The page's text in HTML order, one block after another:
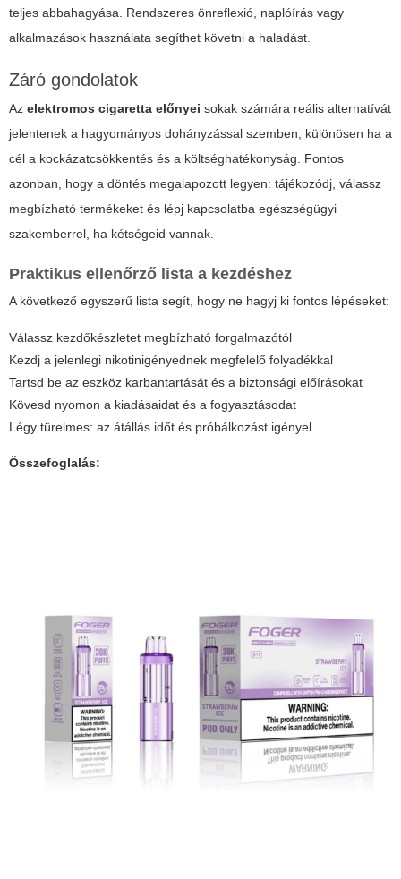
teljes abbahagyása. Rendszeres önreflexió, naplóírás vagy
alkalmazások használata segíthet követni a haladást.
Záró gondolatok
Az elektromos cigaretta előnyei sokak számára reális alternatívát
jelentenek a hagyományos dohányzással szemben, különösen ha a
cél a kockázatcsökkentés és a költséghatékonyság. Fontos
azonban, hogy a döntés megalapozott legyen: tájékozódj, válassz
megbízható termékeket és lépj kapcsolatba egészségügyi
szakemberrel, ha kétségeid vannak.
Praktikus ellenőrző lista a kezdéshez
A következő egyszerű lista segít, hogy ne hagyj ki fontos lépéseket:
Válassz kezdőkészletet megbízható forgalmazótól
Kezdj a jelenlegi nikotinigényednek megfelelő folyadékkal
Tartsd be az eszköz karbantartását és a biztonsági előírásokat
Kövesd nyomon a kiadásaidat és a fogyasztásodat
Légy türelmes: az átállás időt és próbálkozást igényel
Összefoglalás: